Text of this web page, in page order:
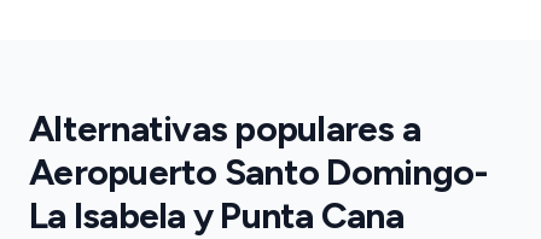
Alternativas populares a
Aeropuerto Santo Domingo-
La Isabela y Punta Cana